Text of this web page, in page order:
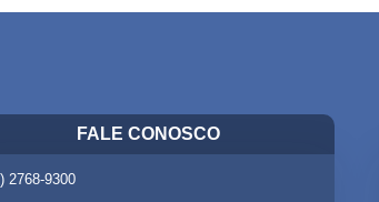
FALE CONOSCO
2768-9300